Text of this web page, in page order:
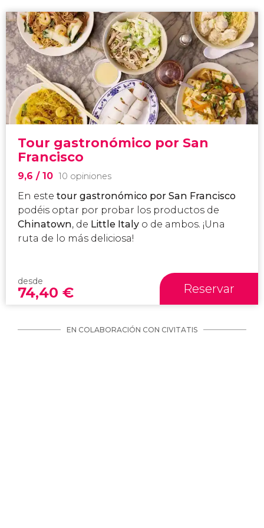
Tour gastronómico por San
Francisco
9,6 / 10 10 opiniones
En este tour gastronómico por San Francisco
podéis optar por probar los productos de
Chinatown, de Little Italy o de ambos. ¡Una
ruta de lo más deliciosa!
desde
74,40 € Reservar
EN COLABORACIÓN CON CIVITATIS